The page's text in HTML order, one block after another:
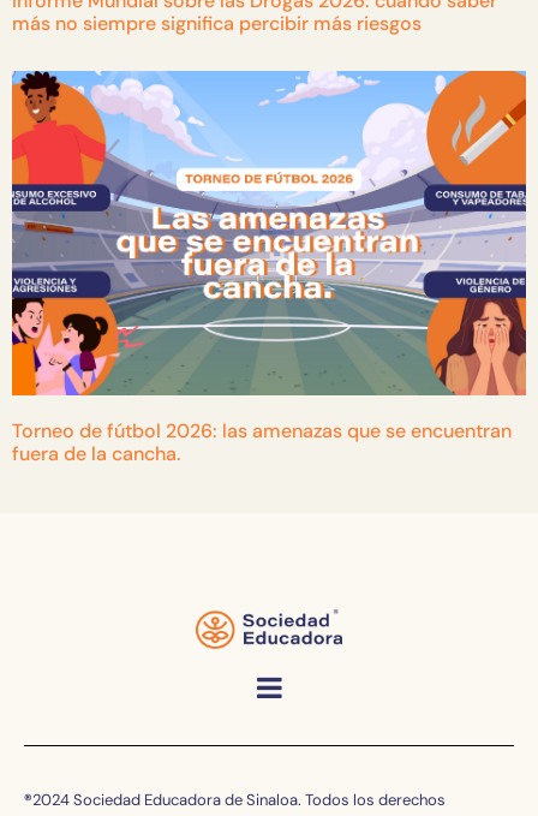
más no siempre significa percibir más riesgos
Torneo de fútbol 2026: las amenazas que se encuentran
fuera de la cancha.
®2024 Sociedad Educadora de Sinaloa. Todos los derechos